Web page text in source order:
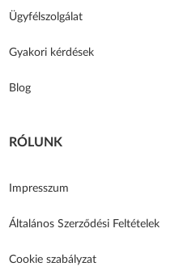
Ügyfélszolgálat
Gyakori kérdések
Blog
RÓLUNK
Impresszum
Általános Szerződési Feltételek
Cookie szabályzat